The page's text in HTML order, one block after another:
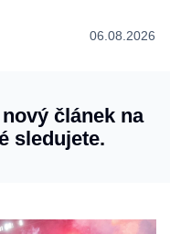
06.08.2026
článek na
sledujete.